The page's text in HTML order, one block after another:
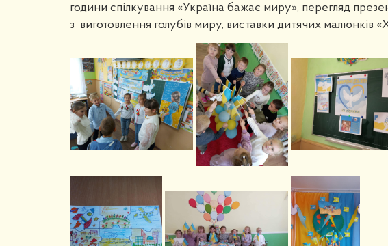
години спілкування «Україна бажає миру», перегляд
з виготовлення голубів миру, виставки дитячих малюнків